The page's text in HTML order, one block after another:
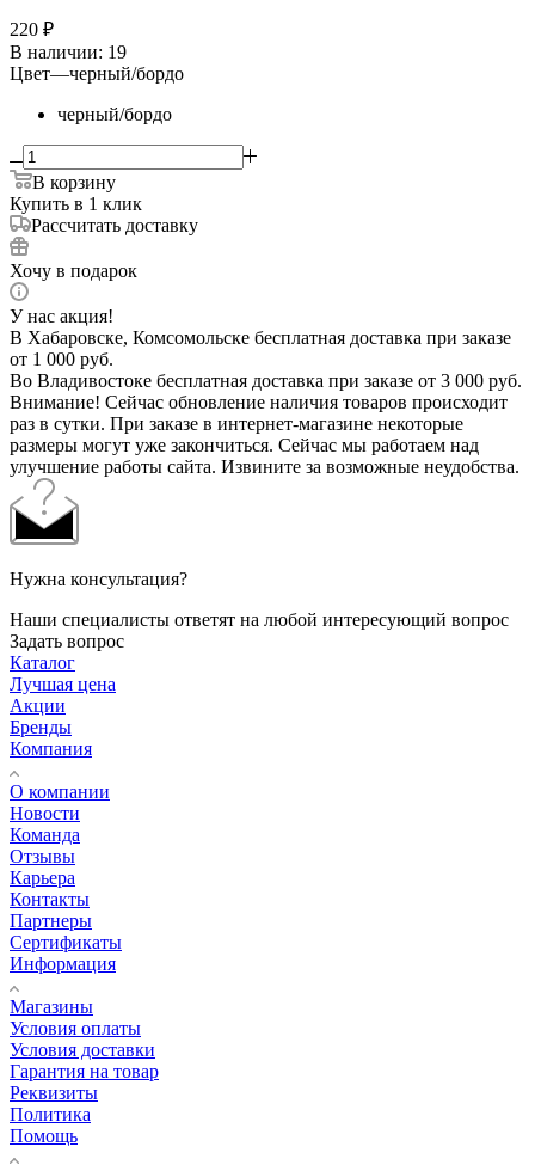
220 ₽
В наличии: 19
Цвет—черный/бордо
черный/бордо
В корзину
Купить в 1 клик
Рассчитать доставку
Хочу в подарок
У нас акция!
В Хабаровске, Комсомольске бесплатная доставка при заказе
от 1 000 руб.
Во Владивостоке бесплатная доставка при заказе от 3 000 руб.
Внимание! Сейчас обновление наличия товаров происходит
раз в сутки. При заказе в интернет-магазине некоторые
размеры могут уже закончиться. Сейчас мы работаем над
улучшение работы сайта. Извините за возможные неудобства.
Нужна консультация?
Наши специалисты ответят на любой интересующий вопрос
Задать вопрос
Каталог
Лучшая цена
Акции
Бренды
Компания
О компании
Новости
Команда
Отзывы
Карьера
Контакты
Партнеры
Сертификаты
Информация
Магазины
Условия оплаты
Условия доставки
Гарантия на товар
Реквизиты
Политика
Помощь